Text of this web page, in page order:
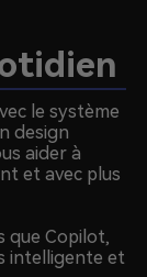
le système
design
aider à
et avec plus
que Copilot,
intelligente et